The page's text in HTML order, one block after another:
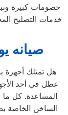
خصومات كبيرة
خدمات التصليح
صيانه
هل تمتلك أجهزة
عطل في أحد
المساعدة. كل ما
الساخن الخاصة